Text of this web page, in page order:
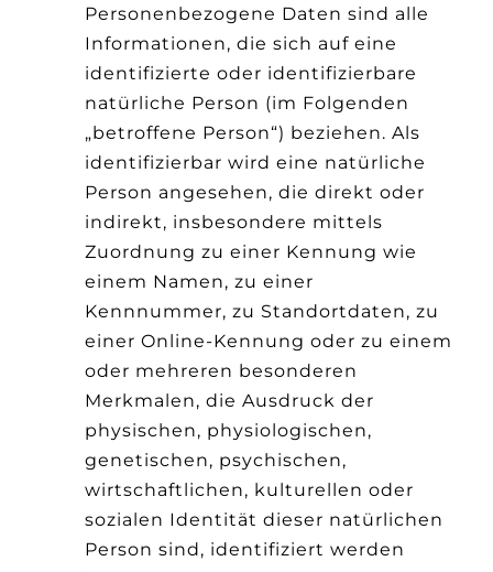
Personenbezogene Daten sind alle
Informationen, die sich auf eine
identifizierte oder identifizierbare
natürliche Person (im Folgenden
„betroffene Person“) beziehen. Als
identifizierbar wird eine natürliche
Person angesehen, die direkt oder
indirekt, insbesondere mittels
Zuordnung zu einer Kennung wie
einem Namen, zu einer
Kennnummer, zu Standortdaten, zu
einer Online-Kennung oder zu einem
oder mehreren besonderen
Merkmalen, die Ausdruck der
physischen, physiologischen,
genetischen, psychischen,
wirtschaftlichen, kulturellen oder
sozialen Identität dieser natürlichen
Person sind, identifiziert werden